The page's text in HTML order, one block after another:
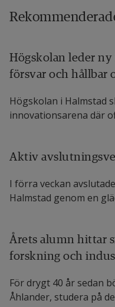
NEKTAB,
Renewable
Sweco Sverige
Högskolan leder
försvar och hållbar
Högskolan i Halmstad
innovationsarena där
Aktiv
I förra veckan
Halmstad genom en
Årets alumn hittar
forskning och
För drygt 40 år sedan
Åhlander, studera på